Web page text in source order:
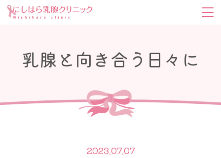
乳腺と向き合う日々に
2023.07.07